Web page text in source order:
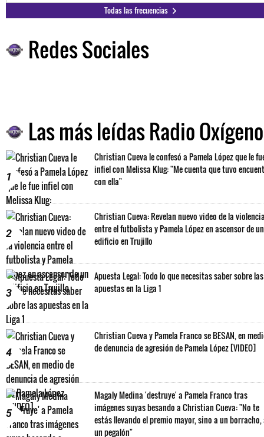
Todas las frecuencias
Redes Sociales
Las más leídas Radio Oxígeno
1
Christian Cueva le confesó a Pamela López que le
infiel con Melissa Klug: "Me cuenta que tuvo
con ella"
2
Christian Cueva: Revelan nuevo video de la
entre el futbolista y Pamela López en ascensor de un
edificio en Trujillo
3
Apuesta Legal: Todo lo que necesitas saber sobre las
apuestas en la Liga 1
4
Christian Cueva y Pamela Franco se BESAN, en
de denuncia de agresión de Pamela López [VIDEO]
5
Magaly Medina 'destruye' a Pamela Franco tras
imágenes suyas besando a Christian Cueva: "No te
estás llevando el premio mayor, sino a un borracho,
un pegalón"